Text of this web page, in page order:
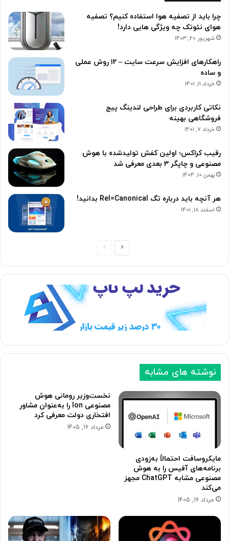
چرا باید از تصفیه هوا استفاده کنیم؟ تصفیه
هوای نئوتک چه ویژگی هایی دارد!
شهریور 20, 1403
راهکارهای افزایش سرعت سایت – ١٢ روش عملی
و ساده
خرداد 11, 1401
نکاتی کاربردی برای طراحی لندینگ پیج
فروشگاهی بهینه
خرداد 7, 1401
رقیب کراکس؛ اولین کفش‌ تولیدشده با هوش
مصنوعی و چاپگر 3 بعدی معرفی شد
بهمن 10, 1404
هر آنچه باید درباره تگ Rel=Canonical بدانید!
اسفند 18, 1401
ح
ه
ی
ح
ه
ی
نوشته های مشابه
مایکروسافت احتمالاً به‌زودی
برنامه‌های آفیس را به هوش
مصنوعی مشابه ChatGPT مجهز
می‌کند
مرداد 16, 1405
نخست‌وزیر رومانی هوش
مصنوعی Ion را به‌عنوان مشاور
افتخاری دولت معرفی کرد
مرداد 16, 1405